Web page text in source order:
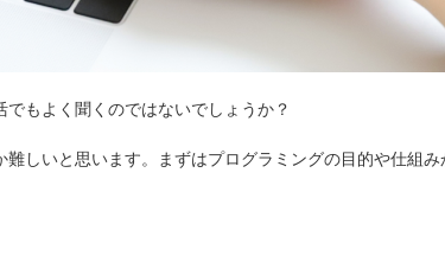
でもよく聞くのではないでしょうか？
しいと思います。まずはプログラミングの目的や仕組